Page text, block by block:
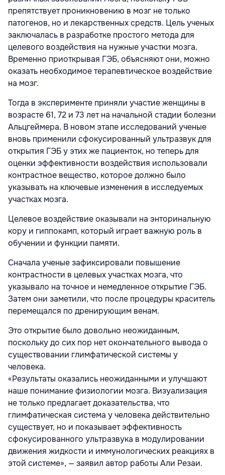
препятствует проникновению в мозг не только
патогенов, но и лекарственных средств. Цель ученых
заключалась в разработке простого метода для
целевого воздействия на нужные участки мозга.
Временно приоткрывая ГЭБ, объясняют они, можно
оказать необходимое терапевтическое воздействие
на мозг.
Тогда в эксперименте приняли участие женщины в
возрасте 61, 72 и 73 лет на начальной стадии болезни
Альцгеймера. В новом этапе исследований ученые
вновь применили сфокусированный ультразвук для
открытия ГЭБ у этих же пациенток, но теперь для
оценки эффективности воздействия использовали
контрастное вещество, которое должно было
указывать на ключевые изменения в исследуемых
участках мозга.
Целевое воздействие оказывали на энторинальную
кору и гиппокамп, который играет важную роль в
обучении и функции памяти.
Сначала ученые зафиксировали повышение
контрастности в целевых участках мозга, что
указывало на точное и немедленное открытие ГЭБ.
Затем они заметили, что после процедуры краситель
перемещался по дренирующим венам.
Это открытие было довольно неожиданным,
поскольку до сих пор нет окончательного вывода о
существовании глимфатической системы у
человека.
«Результаты оказались неожиданными и улучшают
наше понимание физиологии мозга. Визуализация
не только предлагает доказательства, что
глимфатическая система у человека действительно
существует, но и показывает эффективность
сфокусированного ультразвука в модулировании
движения жидкости и иммунологических реакциях в
этой системе», — заявил автор работы Али Резаи.